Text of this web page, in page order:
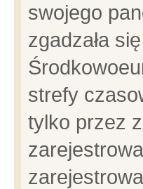
swojego
zgadzała
strefy
tylko przez